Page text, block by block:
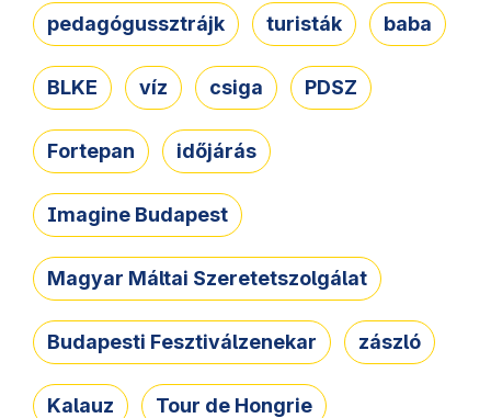
pedagógussztrájk turisták baba
BLKE víz csiga PDSZ
Fortepan időjárás
Imagine Budapest
Magyar Máltai Szeretetszolgálat
Budapesti Fesztiválzenekar zászló
Kalauz Tour de Hongrie